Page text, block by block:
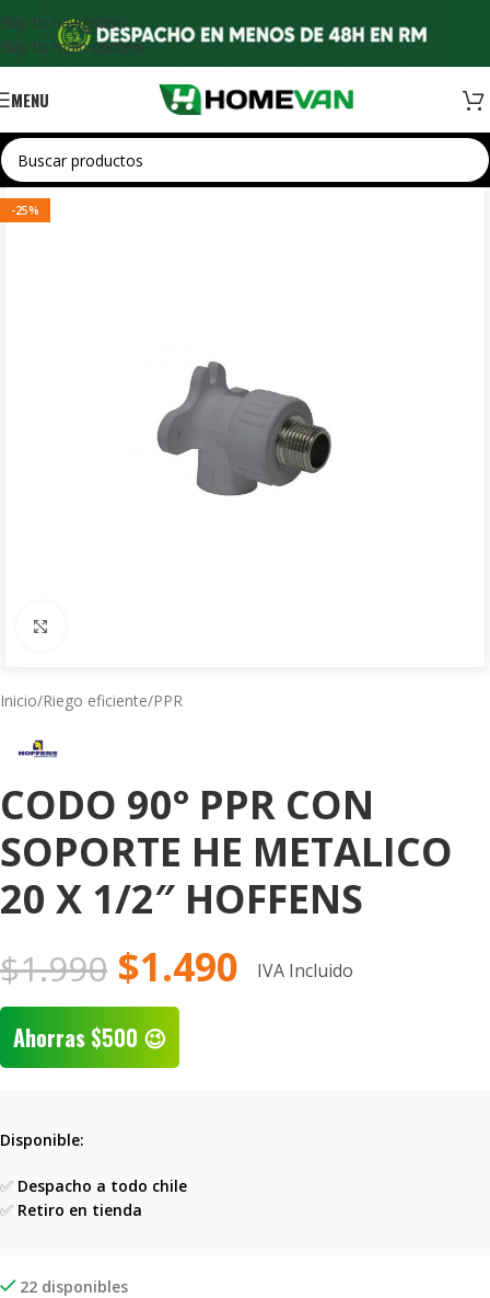
Skip to navigation
Skip to main content
MENU
-25%
Inicio/Riego eficiente/PPR
CODO 90° PPR CON
SOPORTE HE METALICO
20 X 1/2″ HOFFENS
$1.990 $1.490 IVA Incluido
Ahorras $500 😉
Disponible:
✅ Despacho a todo chile
✅ Retiro en tienda
22 disponibles